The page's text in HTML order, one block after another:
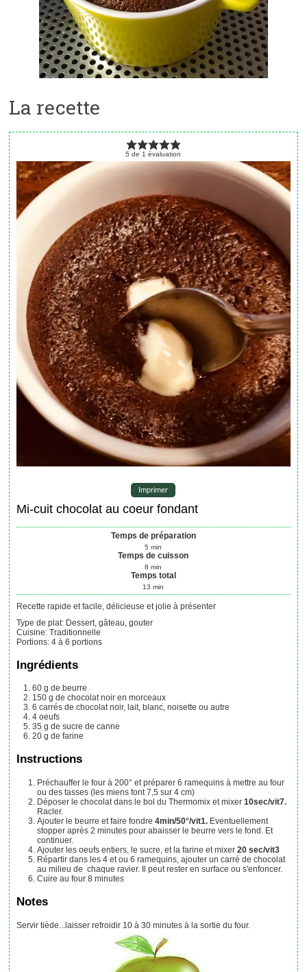
La recette
5 de 1 évaluation
Imprimer
Mi-cuit chocolat au coeur fondant
Temps de préparation
5 min
Temps de cuisson
8 min
Temps total
13 min
Recette rapide et facile, délicieuse et jolie à présenter
Type de plat: Dessert, gâteau, gouter
Cuisine: Traditionnelle
Portions:4 à 6 portions
Ingrédients
60 g de beurre
150 g de chocolat noir en morceaux
6 carrés de chocolat noir, lait, blanc, noisette ou autre
4 oeufs
35 g de sucre de canne
20 g de farine
Instructions
Préchauffer le four à 200° et préparer 6 ramequins à mettre au four
ou des tasses (les miens font 7,5 sur 4 cm)
Déposer le chocolat dans le bol du Thermomix et mixer10sec/vit7.
Racler.
Ajouter le beurre et faire fondre4min/50°/vit1. Eventuellement
stopper après 2 minutes pour abaisser le beurre vers le fond. Et
continuer.
Ajouter les oeufs entiers, le sucre, et la farine et mixer20 sec/vit3
Répartir dans les 4 et ou 6 ramequins, ajouter un carré de chocolat
au milieu de chaque ravier. Il peut rester en surface ou s'enfoncer.
Cuire au four 8 minutes
Notes
Servir tiède...laisser refroidir 10 à 30 minutes à la sortie du four.